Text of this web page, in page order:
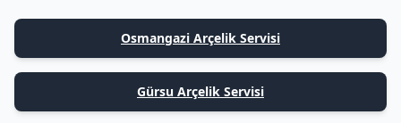
Osmangazi Arçelik Servisi
Gürsu Arçelik Servisi